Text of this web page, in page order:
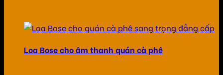
Loa Bose cho âm thanh quán cà phê